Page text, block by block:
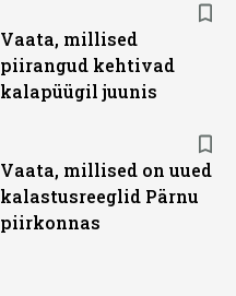
Vaata, millised
piirangud kehtivad
kalapüügil juunis
Vaata, millised on uued
kalastusreeglid Pärnu
piirkonnas